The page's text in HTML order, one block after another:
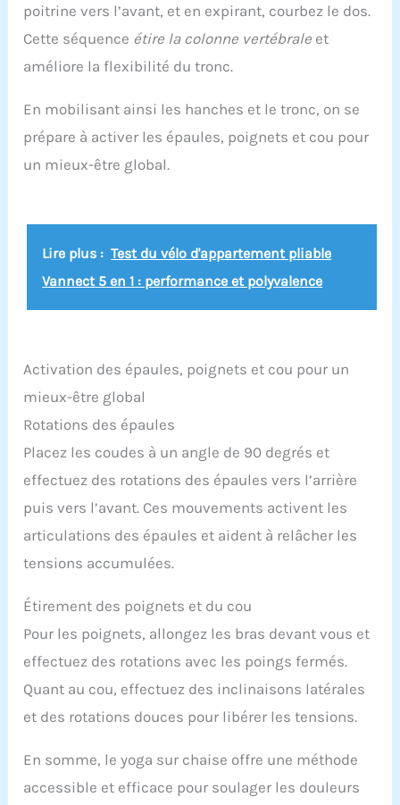
poitrine vers l’avant, et en expirant, courbez le dos.
Cette séquence étire la colonne vertébrale et
améliore la flexibilité du tronc.
En mobilisant ainsi les hanches et le tronc, on se
prépare à activer les épaules, poignets et cou pour
un mieux-être global.
Lire plus : Test du vélo d'appartement pliable
Vannect 5 en 1 : performance et polyvalence
Activation des épaules, poignets et cou pour un
mieux-être global
Rotations des épaules
Placez les coudes à un angle de 90 degrés et
effectuez des rotations des épaules vers l’arrière
puis vers l’avant. Ces mouvements activent les
articulations des épaules et aident à relâcher les
tensions accumulées.
Étirement des poignets et du cou
Pour les poignets, allongez les bras devant vous et
effectuez des rotations avec les poings fermés.
Quant au cou, effectuez des inclinaisons latérales
et des rotations douces pour libérer les tensions.
En somme, le yoga sur chaise offre une méthode
accessible et efficace pour soulager les douleurs